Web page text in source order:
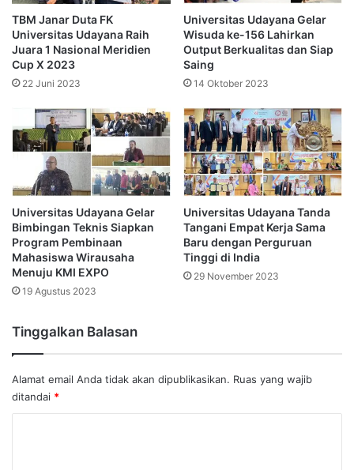
TBM Janar Duta FK
Universitas Udayana Raih
Juara 1 Nasional Meridien
Cup X 2023
22 Juni 2023
Universitas Udayana Gelar
Wisuda ke-156 Lahirkan
Output Berkualitas dan Siap
Saing
14 Oktober 2023
Universitas Udayana Gelar
Bimbingan Teknis Siapkan
Program Pembinaan
Mahasiswa Wirausaha
Menuju KMI EXPO
19 Agustus 2023
Universitas Udayana Tanda
Tangani Empat Kerja Sama
Baru dengan Perguruan
Tinggi di India
29 November 2023
Tinggalkan Balasan
Alamat email Anda tidak akan dipublikasikan. Ruas yang wajib
ditandai *